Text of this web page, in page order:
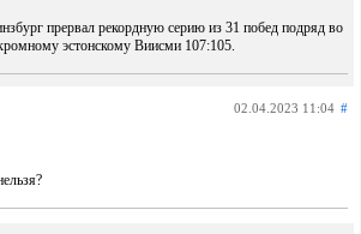
прервал рекордную серию из 31 побед подряд во
эстонскому Виисми 107:105.
02.04.2023 11:04 #